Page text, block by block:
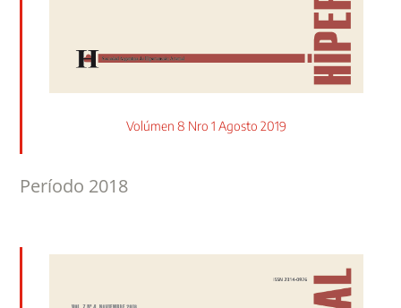
Volúmen 8 Nro 1 Agosto 2019
Período 2018